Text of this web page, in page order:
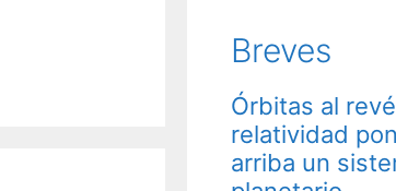
Breves
Órbitas al
relatividad
arriba un